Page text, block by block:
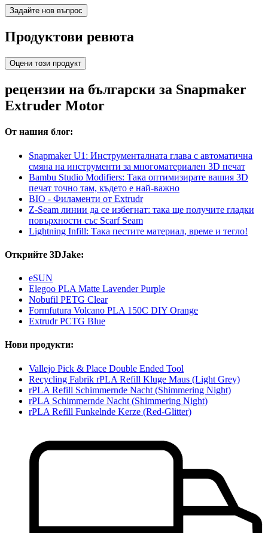
Задайте нов въпрос
Продуктови ревюта
Оцени този продукт
рецензии на български за Snapmaker
Extruder Motor
От нашия блог:
Snapmaker U1: Инструменталната глава с автоматична
смяна на инструменти за многоматериален 3D печат
Bambu Studio Modifiers: Така оптимизирате вашия 3D
печат точно там, където е най-важно
BIO - Филаменти от Extrudr
Z-Seam линии да се избегнат: така ще получите гладки
повърхности със Scarf Seam
Lightning Infill: Така пестите материал, време и тегло!
Открийте 3DJake:
eSUN
Elegoo PLA Matte Lavender Purple
Nobufil PETG Clear
Formfutura Volcano PLA 150C DIY Orange
Extrudr PCTG Blue
Нови продукти:
Vallejo Pick & Place Double Ended Tool
Recycling Fabrik rPLA Refill Kluge Maus (Light Grey)
rPLA Refill Schimmernde Nacht (Shimmering Night)
rPLA Schimmernde Nacht (Shimmering Night)
rPLA Refill Funkelnde Kerze (Red-Glitter)